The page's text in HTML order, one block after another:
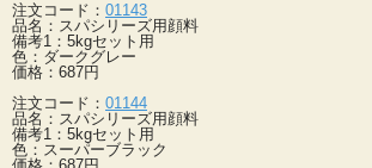
注文コード： 01143
品名：スパシリーズ用顔料
備考1：5kgセット用
色：ダークグレー
価格：687円
注文コード： 01144
品名：スパシリーズ用顔料
備考1：5kgセット用
色：スーパーブラック